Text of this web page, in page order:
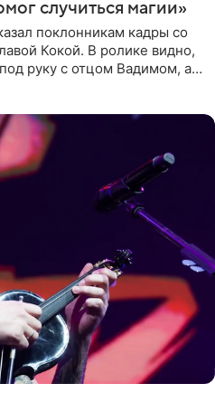
случиться магии»
поклонникам кадры со
Кокой. В ролике видно,
руку с отцом Вадимом, а у